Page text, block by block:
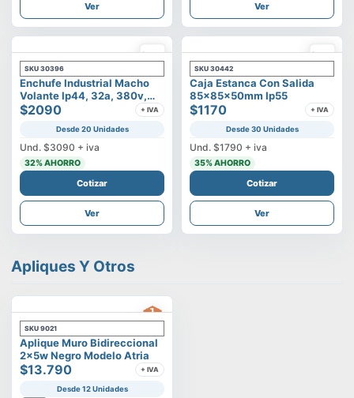
Ver Ver
SKU 30396
Enchufe Industrial Macho
Volante Ip44, 32a, 380v,
3p+t
$2090 + IVA
Desde 20 Unidades
Und. $3090 + iva
32% AHORRO
Cotizar
Ver
SKU 30442
Caja Estanca Con Salida
85x85x50mm Ip55
$1170 + IVA
Desde 30 Unidades
Und. $1790 + iva
35% AHORRO
Cotizar
Ver
Apliques Y Otros
SKU 9021
Aplique Muro Bidireccional
2x5w Negro Modelo Atria
$13.790 + IVA
Desde 12 Unidades